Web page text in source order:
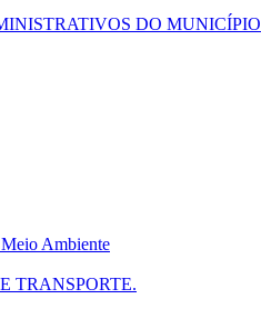
DO MUNICÍPIO
Ambiente
TRANSPORTE.